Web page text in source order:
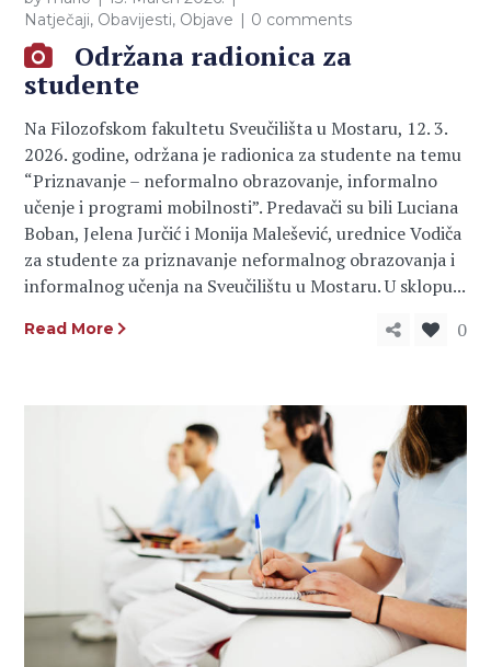
Natječaji, Obavijesti, Objave 0 comments
Održana radionica za
studente
Na Filozofskom fakultetu Sveučilišta u Mostaru, 12. 3.
2026. godine, održana je radionica za studente na temu
“Priznavanje – neformalno obrazovanje, informalno
učenje i programi mobilnosti”. Predavači su bili Luciana
Boban, Jelena Jurčić i Monija Malešević, urednice Vodiča
za studente za priznavanje neformalnog obrazovanja i
informalnog učenja na Sveučilištu u Mostaru. U sklopu...
Read More 0